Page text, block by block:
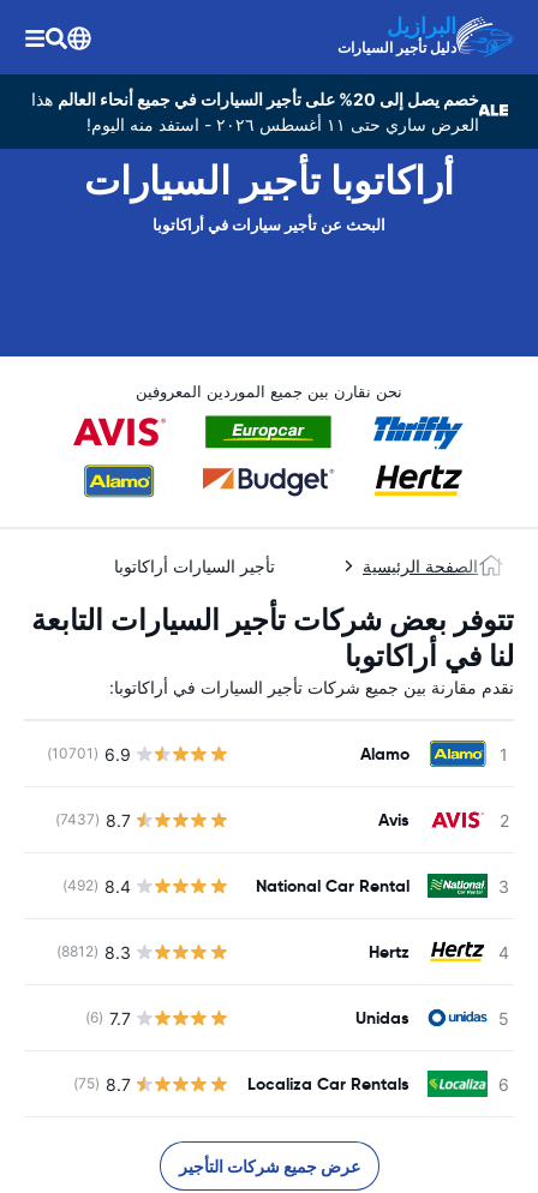
البرازيل
دليل تأجير السيارات
خصم يصل إلى 20% على تأجير السيارات في جميع أنحاء العالم
هذا
العرض ساري حتى ١١ أغسطس ٢٠٢٦ - استفد منه اليوم!
أراكاتوبا تأجير السيارات
البحث عن تأجير سيارات في أراكاتوبا
نحن نقارن بين جميع الموردين المعروفين
الصفحة الرئيسية تأجير السيارات أراكاتوبا
تتوفر بعض شركات تأجير السيارات التابعة
لنا في أراكاتوبا
نقدم مقارنة بين جميع شركات تأجير السيارات في أراكاتوبا:
Alamo
6.9
(10701)
Avis
8.7
(7437)
National Car Rental
8.4
(492)
Hertz
8.3
(8812)
Unidas
7.7
(6)
Localiza Car Rentals
8.7
(75)
عرض جميع شركات التأجير